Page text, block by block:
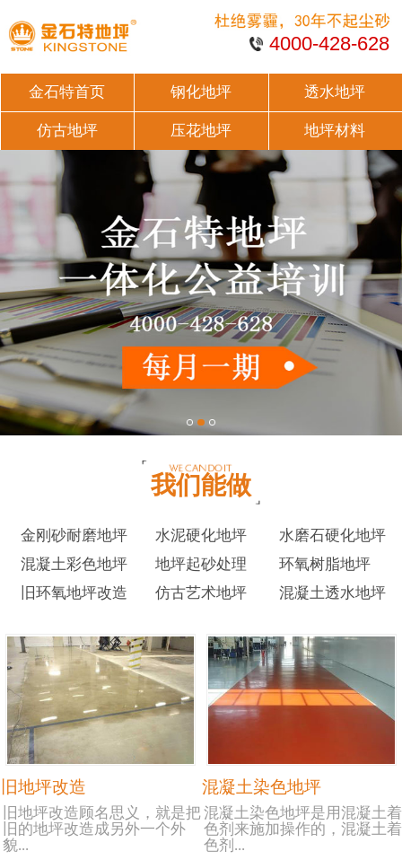
4000-428-628
金石特首页 钢化地坪 透水地坪
仿古地坪 压花地坪 地坪材料
我们能做
金刚砂耐磨地坪 水泥硬化地坪
水磨石硬化地坪
混凝土彩色地坪
地坪起砂处理
环氧树脂地坪
旧环氧地坪改造
仿古艺术地坪 混凝土透水地坪
旧地坪改造
旧地坪改造顾名思义，就是把
旧的地坪改造成另外一个外
貌...
混凝土染色地坪
混凝土染色地坪是用混凝土着
色剂来施加操作的，混凝土着
色剂...